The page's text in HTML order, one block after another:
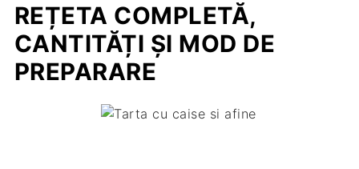
REȚETA COMPLETĂ,
CANTITĂȚI ȘI MOD DE
PREPARARE